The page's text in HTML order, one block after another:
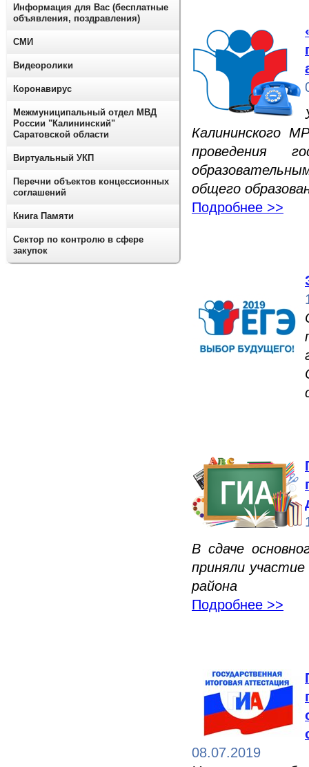
Калининского
проведения
общего
Подробнее >>
В сдаче
приняли участие
района
Подробнее >>
08.07.2019
Информация для Вас (бесплатные
объявления, поздравления)
СМИ
Видеоролики
Коронавирус
Межмуниципальный отдел МВД
России "Калининский"
Саратовской области
Виртуальный УКП
Перечни объектов концессионных
соглашений
Книга Памяти
Сектор по контролю в сфере
закупок